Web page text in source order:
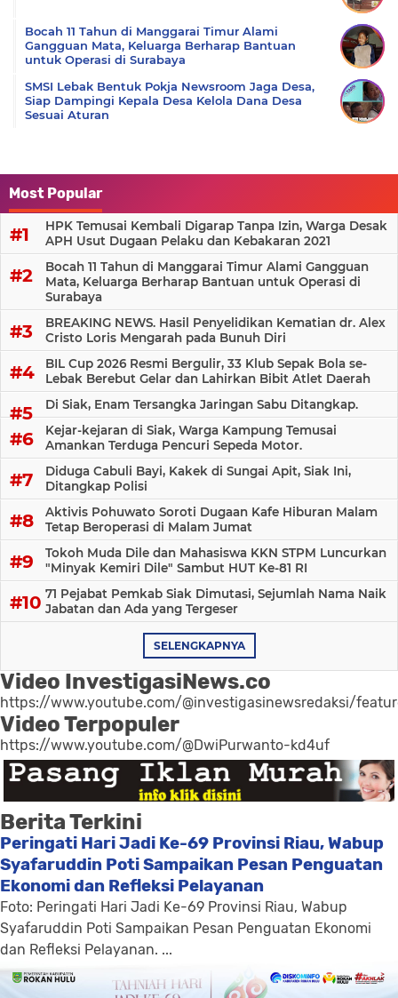
Bocah 11 Tahun di Manggarai Timur Alami
Gangguan Mata, Keluarga Berharap Bantuan
untuk Operasi di Surabaya
SMSI Lebak Bentuk Pokja Newsroom Jaga Desa,
Siap Dampingi Kepala Desa Kelola Dana Desa
Sesuai Aturan
Most Popular
HPK Temusai Kembali Digarap Tanpa Izin, Warga Desak
APH Usut Dugaan Pelaku dan Kebakaran 2021
Bocah 11 Tahun di Manggarai Timur Alami Gangguan
Mata, Keluarga Berharap Bantuan untuk Operasi di
Surabaya
BREAKING NEWS. Hasil Penyelidikan Kematian dr. Alex
Cristo Loris Mengarah pada Bunuh Diri
BIL Cup 2026 Resmi Bergulir, 33 Klub Sepak Bola se-
Lebak Berebut Gelar dan Lahirkan Bibit Atlet Daerah
Di Siak, Enam Tersangka Jaringan Sabu Ditangkap.
Kejar-kejaran di Siak, Warga Kampung Temusai
Amankan Terduga Pencuri Sepeda Motor.
Diduga Cabuli Bayi, Kakek di Sungai Apit, Siak Ini,
Ditangkap Polisi
Aktivis Pohuwato Soroti Dugaan Kafe Hiburan Malam
Tetap Beroperasi di Malam Jumat
Tokoh Muda Dile dan Mahasiswa KKN STPM Luncurkan
"Minyak Kemiri Dile" Sambut HUT Ke-81 RI
71 Pejabat Pemkab Siak Dimutasi, Sejumlah Nama Naik
Jabatan dan Ada yang Tergeser
SELENGKAPNYA
Video InvestigasiNews.co
https://www.youtube.com/@investigasinewsredaksi/
Video Terpopuler
https://www.youtube.com/@DwiPurwanto-kd4uf
Berita Terkini
Peringati Hari Jadi Ke-69 Provinsi Riau, Wabup
Syafaruddin Poti Sampaikan Pesan Penguatan
Ekonomi dan Refleksi Pelayanan
Foto: Peringati Hari Jadi Ke-69 Provinsi Riau, Wabup
Syafaruddin Poti Sampaikan Pesan Penguatan Ekonomi
dan Refleksi Pelayanan. ...